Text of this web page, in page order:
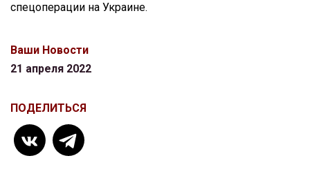
спецоперации на Украине.
Ваши Новости
21 апреля 2022
ПОДЕЛИТЬСЯ